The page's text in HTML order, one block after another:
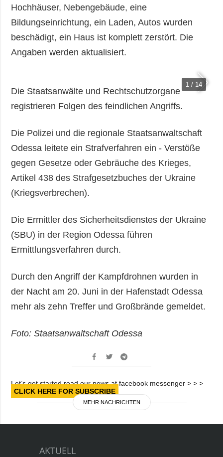
Hochhäuser, Nebengebäude, eine
Bildungseinrichtung, ein Laden, Autos wurden
beschädigt, ein Haus ist komplett zerstört. Die
Angaben werden aktualisiert.
1 / 14
Die Staatsanwälte und Rechtschutzorgane
registrieren Folgen des feindlichen Angriffs.
Die Polizei und die regionale Staatsanwaltschaft
Odessa leitete ein Strafverfahren ein - Verstöße
gegen Gesetze oder Gebräuche des Krieges,
Artikel 438 des Strafgesetzbuches der Ukraine
(Kriegsverbrechen).
Die Ermittler des Sicherheitsdienstes der Ukraine
(SBU) in der Region Odessa führen
Ermittlungsverfahren durch.
Durch den Angriff der Kampfdrohnen wurden in
der Nacht am 20. Juni in der Hafenstadt Odessa
mehr als zehn Treffer und Großbrände gemeldet.
Foto: Staatsanwaltschaft Odessa
Let’s get started read our news at facebook messenger > > >
CLICK HERE FOR SUBSCRIBE
MEHR NACHRICHTEN
AKTUELL